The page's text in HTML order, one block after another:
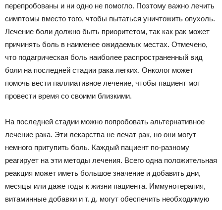
перепробованы и ни одно не помогло. Поэтому важно лечить
симптомы вместо того, чтобы пытаться уничтожить опухоль.
Лечение боли должно быть приоритетом, так как рак может
причинять боль в наименее ожидаемых местах. Отмечено,
что подагрическая боль наиболее распространенный вид
боли на последней стадии рака легких. Онколог может
помочь вести паллиативное лечение, чтобы пациент мог
провести время со своими близкими.
На последней стадии можно попробовать альтернативное
лечение рака. Эти лекарства не лечат рак, но они могут
немного притупить боль. Каждый пациент по-разному
реагирует на эти методы лечения. Всего одна положительная
реакция может иметь большое значение и добавить дни,
месяцы или даже годы к жизни пациента. Иммунотерапия,
витаминные добавки и т. д. могут обеспечить необходимую